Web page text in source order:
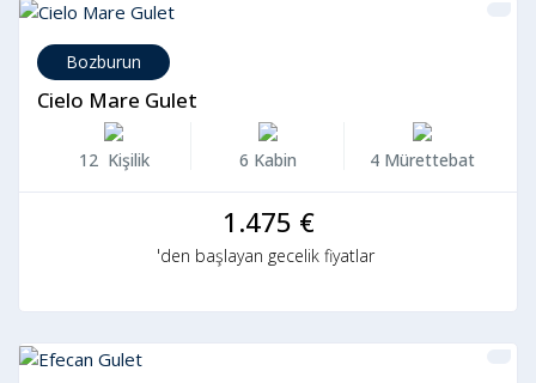
Bozburun
Cielo Mare Gulet
12 Kişilik 6 Kabin 4 Mürettebat
1.475 €
'den başlayan gecelik fiyatlar